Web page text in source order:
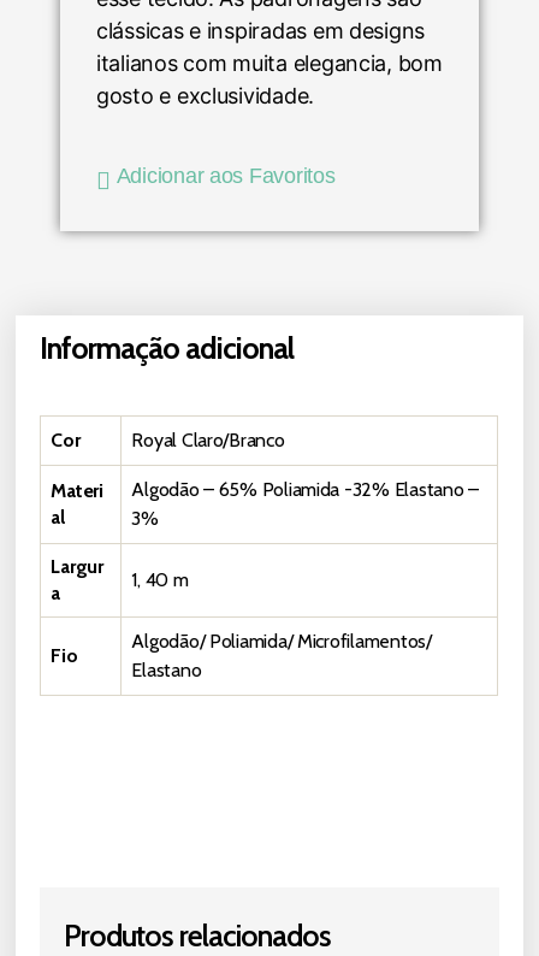
clássicas e inspiradas em designs
italianos com muita elegancia, bom
gosto e exclusividade.
Adicionar aos Favoritos
Informação adicional
Cor Royal Claro/Branco
Materi
al
Algodão – 65% Poliamida -32% Elastano –
3%
Largur
a
1, 40 m
Fio
Algodão/ Poliamida/ Microfilamentos/
Elastano
Produtos relacionados